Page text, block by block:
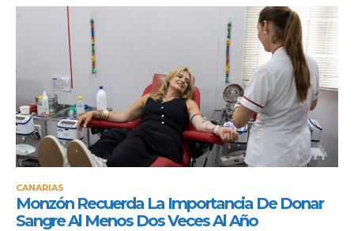
CANARIAS
Monzón Recuerda La Importancia De Donar
Sangre Al Menos Dos Veces Al Año